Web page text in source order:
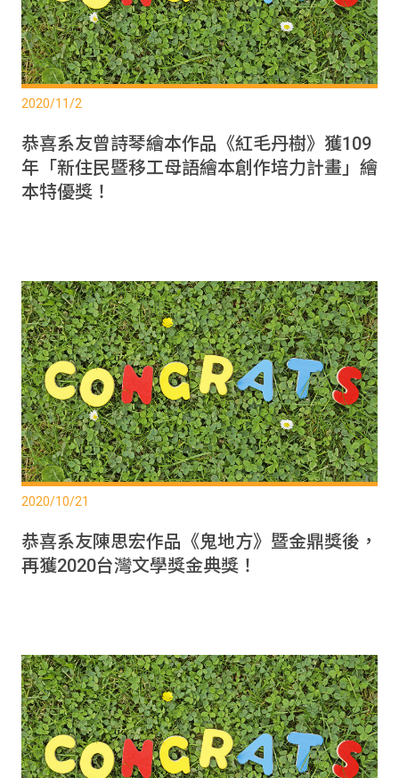
2020/11/2
恭喜系友曾詩琴繪本作品《紅毛丹樹》獲109
年「新住民暨移工母語繪本創作培力計畫」繪
本特優獎！
2020/10/21
恭喜系友陳思宏作品《鬼地方》暨金鼎獎後，
再獲2020台灣文學獎金典獎！